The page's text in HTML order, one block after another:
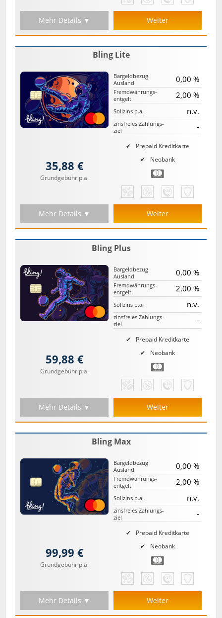
Mehr Details ▼ Weiter
Bling Lite
Prepaid Kreditkarte
Neobank
Bargeld­bezug
Ausland
0,00 %
Fremd­währungs­
entgelt
2,00 %
Sollzins p.a. n.v.
zinsfreies Zahlungs­
ziel
-
35,88 €
Grundgebühr p.a.
Mehr Details ▼ Weiter
Bling Plus
Prepaid Kreditkarte
Neobank
Bargeld­bezug
Ausland
0,00 %
Fremd­währungs­
entgelt
2,00 %
Sollzins p.a. n.v.
zinsfreies Zahlungs­
ziel
-
59,88 €
Grundgebühr p.a.
Mehr Details ▼ Weiter
Bling Max
Prepaid Kreditkarte
Neobank
Bargeld­bezug
Ausland
0,00 %
Fremd­währungs­
entgelt
2,00 %
Sollzins p.a. n.v.
zinsfreies Zahlungs­
ziel
-
99,99 €
Grundgebühr p.a.
Mehr Details ▼ Weiter